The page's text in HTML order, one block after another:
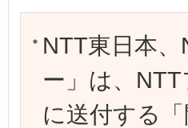
NTT東日本
ー」は、
に送付する